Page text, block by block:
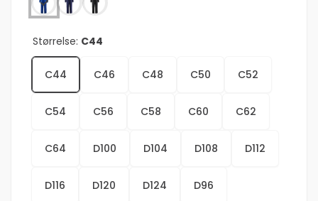
Størrelse: C44
C44 C46 C48 C50 C52
C54 C56 C58 C60 C62
C64 D100 D104 D108 D112
D116 D120 D124 D96